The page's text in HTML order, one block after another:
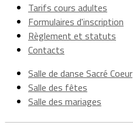
Tarifs cours adultes
Formulaires d'inscription
Règlement et statuts
Contacts
Salle de danse Sacré Coeur
Salle des fêtes
Salle des mariages